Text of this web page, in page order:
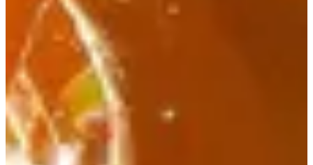
Triatlón XXL
Inscripciones
229,00 €
Registro
Registro
Triathlon Semi- ICAN Licenciés Triathlon
1